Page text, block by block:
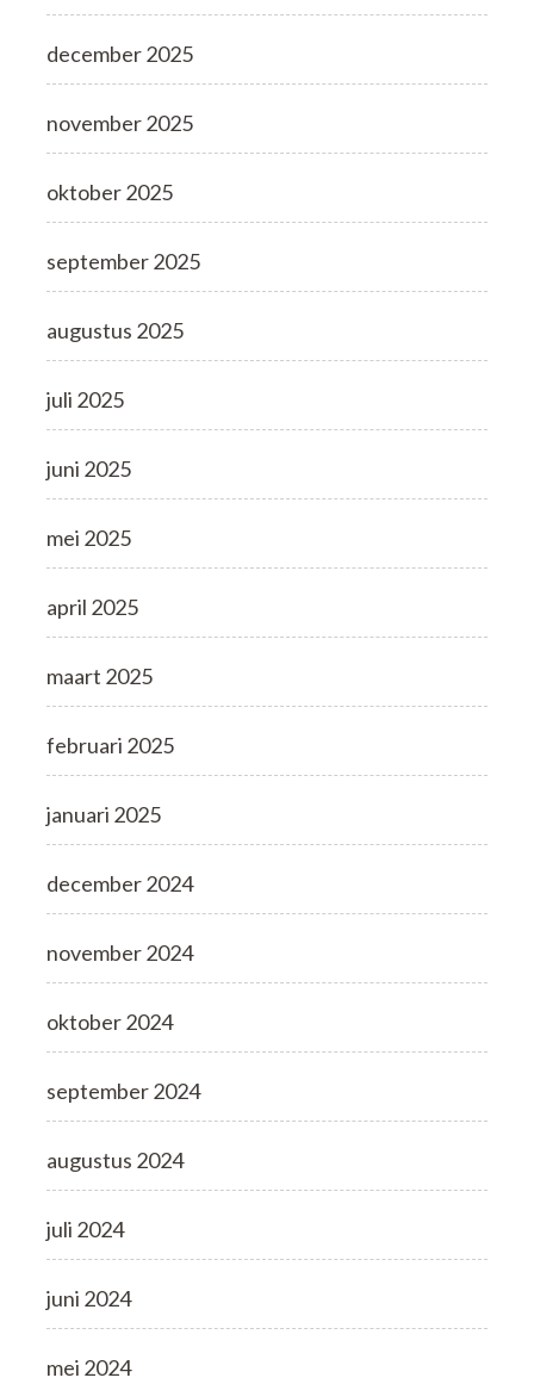
december 2025
november 2025
oktober 2025
september 2025
augustus 2025
juli 2025
juni 2025
mei 2025
april 2025
maart 2025
februari 2025
januari 2025
december 2024
november 2024
oktober 2024
september 2024
augustus 2024
juli 2024
juni 2024
mei 2024